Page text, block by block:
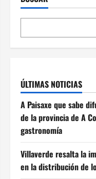
ÚLTIMAS NOTICIAS
A Paisaxe que sabe
de la provincia de A
gastronomía
Villaverde resalta la
en la distribución de